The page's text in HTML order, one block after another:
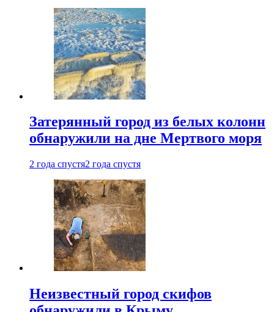
Затерянный город из белых колонн
обнаружили на дне Мертвого моря
2 года спустя2 года спустя
Неизвестный город скифов